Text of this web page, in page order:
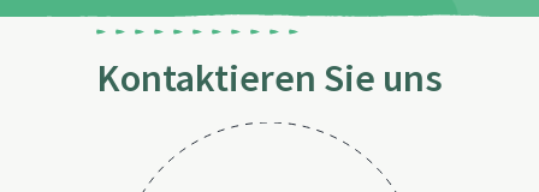
Kontaktieren Sie uns